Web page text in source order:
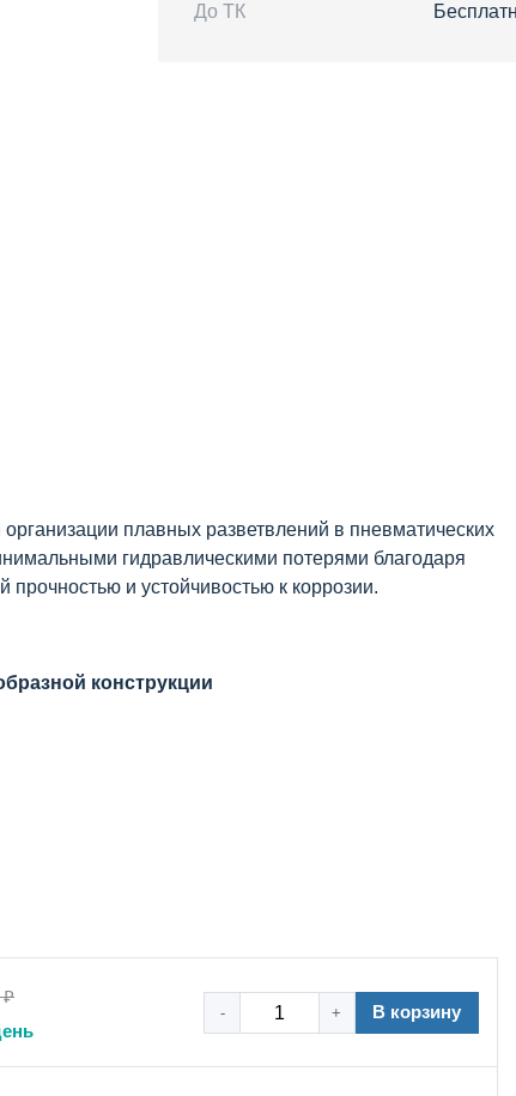
До ТК
организации плавных разветвлений в пневматических
гидравлическими потерями благодаря
прочностью и устойчивостью к коррозии.
конструкции
₽
- + В корзину